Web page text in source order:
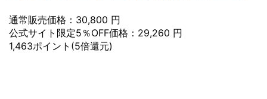
通常販売価格：30,800 円
公式サイト限定5％OFF価格：29,260 円
1,463ポイント(5倍還元)